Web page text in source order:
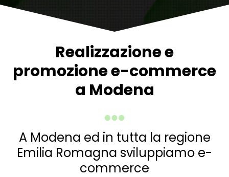
Realizzazione e
promozione e-commerce
a Modena
A Modena ed in tutta la regione
Emilia Romagna sviluppiamo e-
commerce